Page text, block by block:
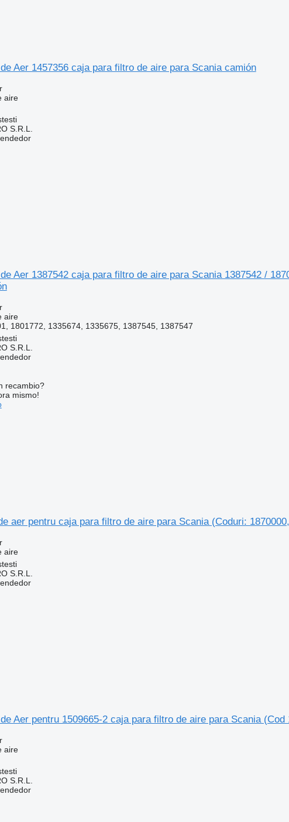
Aer 1457356 caja para filtro de aire para Scania camión
aire
S.R.L.
Aer 1387542 caja para filtro de aire para Scania 1387542 /
aire
1801772, 1335674, 1335675, 1387545, 1387547
S.R.L.
recambio?
mismo!
aer pentru caja para filtro de aire para Scania (Coduri:
aire
S.R.L.
Aer pentru 1509665-2 caja para filtro de aire para Scania (Cod
aire
S.R.L.